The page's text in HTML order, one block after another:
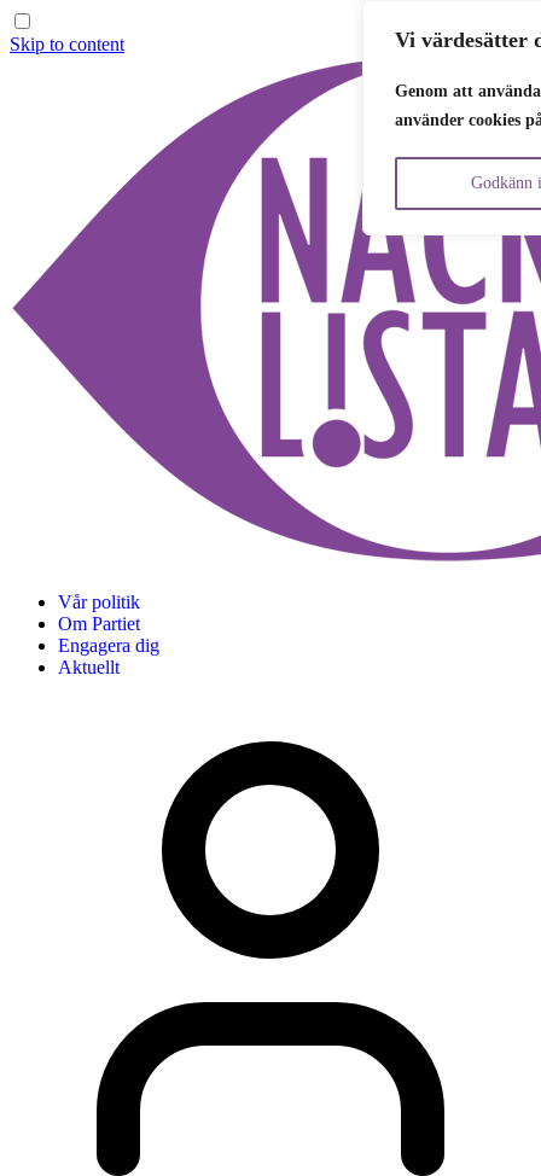
Vi värdesätter
Genom att
använder cookies
Godkänn
Skip to content
Vår politik
Om Partiet
Engagera dig
Aktuellt